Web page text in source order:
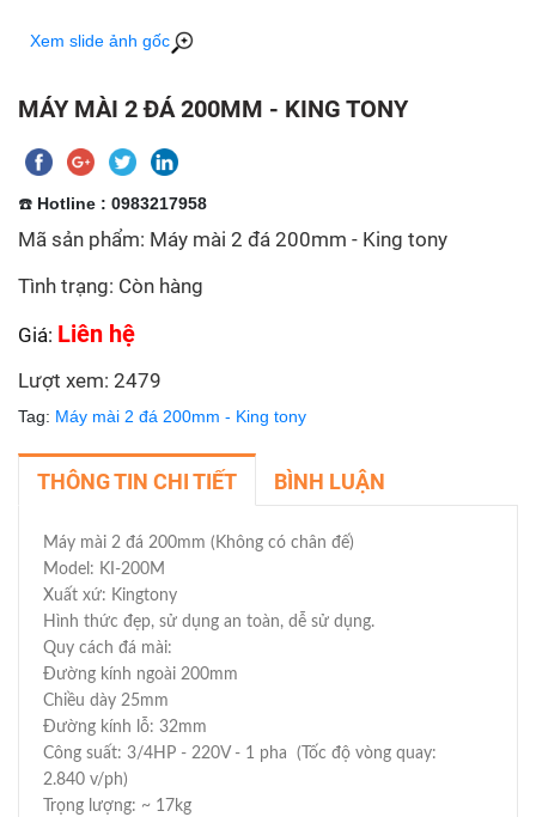
Xem slide ảnh gốc
MÁY MÀI 2 ĐÁ 200MM - KING TONY
☎️ Hotline : 0983217958
Mã sản phẩm: Máy mài 2 đá 200mm - King tony
Tình trạng: Còn hàng
Giá: Liên hệ
Lượt xem: 2479
Tag: Máy mài 2 đá 200mm - King tony
THÔNG TIN CHI TIẾT BÌNH LUẬN
Máy mài 2 đá 200mm (Không có chân đế)
Model: KI-200M
Xuất xứ: Kingtony
Hình thức đẹp, sử dụng an toàn, dễ sử dụng.
Quy cách đá mài:
Đường kính ngoài 200mm
Chiều dày 25mm
Đường kính lỗ: 32mm
Công suất: 3/4HP - 220V - 1 pha (Tốc độ vòng quay:
2.840 v/ph)
Trọng lượng: ~ 17kg